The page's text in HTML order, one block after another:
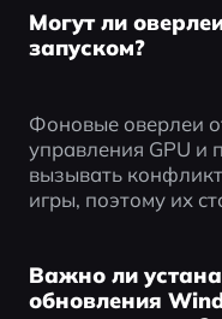
Могут ли
запуском?
Фоновые оверлеи
управления GPU и
вызывать
игры, поэтому их
Важно ли
обновления